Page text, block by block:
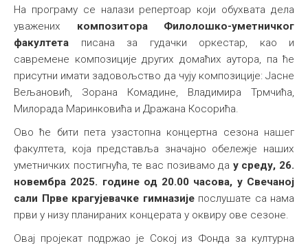
На програму се налази репертоар који обухвата дела
уважених композитора Филолошко-уметничког
факултета писана за гудачки оркестар, као и
савремене композиције других домаћих аутора, па ће
присутни имати задовољство да чују композиције: Јасне
Вељановић, Зорана Комадине, Владимира Трмчића,
Милорада Маринковића и Дражана Косорића.
Ово ће бити пета узастопна концертна сезона нашег
факултета, која представља значајно обележје наших
уметничких постигнућа, те вас позивамо да усреду, 26.
новембра 2025. године од 20.00 часова, у Свечаној
сали Прве крагујевачке гимназијепослушате са нама
први у низу планираних концерата у оквиру ове сезоне.
Овај пројекат подржао је Сокој из Фонда за културна